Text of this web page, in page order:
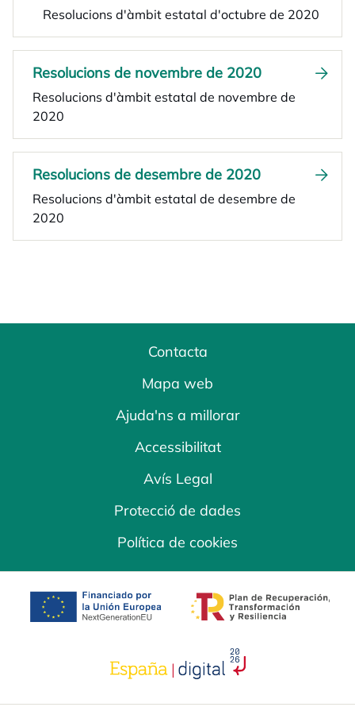
Resolucions d'àmbit estatal d'octubre de 2020
Resolucions de novembre de 2020
Resolucions d'àmbit estatal de novembre de
2020
Resolucions de desembre de 2020
Resolucions d'àmbit estatal de desembre de
2020
Contacta
Mapa web
Ajuda'ns a millorar
Accessibilitat
Avís Legal
Protecció de dades
Política de cookies
opens in a new tab opens in a new
opens in a new tab